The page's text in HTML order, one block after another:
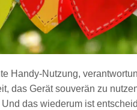
Handy-Nutzung,
das Gerät souverän zu
das wiederum ist